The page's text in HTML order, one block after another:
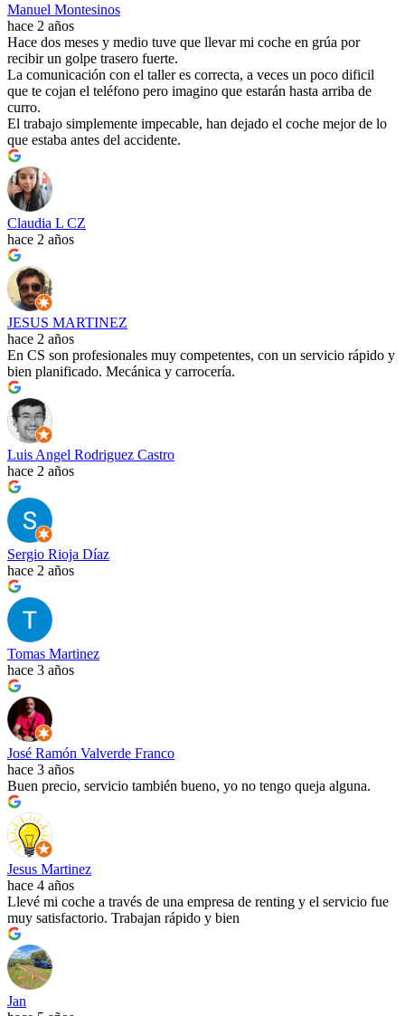
Manuel Montesinos
hace 2 años
Hace dos meses y medio tuve que llevar mi coche en grúa por
recibir un golpe trasero fuerte.
La comunicación con el taller es correcta, a veces un poco dificil
que te cojan el teléfono pero imagino que estarán hasta arriba de
curro.
El trabajo simplemente impecable, han dejado el coche mejor de lo
que estaba antes del accidente.
Claudia L CZ
hace 2 años
JESUS MARTINEZ
hace 2 años
En CS son profesionales muy competentes, con un servicio rápido y
bien planificado. Mecánica y carrocería.
Luis Angel Rodriguez Castro
hace 2 años
Sergio Rioja Díaz
hace 2 años
Tomas Martinez
hace 3 años
José Ramón Valverde Franco
hace 3 años
Buen precio, servicio también bueno, yo no tengo queja alguna.
Jesus Martinez
hace 4 años
Llevé mi coche a través de una empresa de renting y el servicio fue
muy satisfactorio. Trabajan rápido y bien
Jan